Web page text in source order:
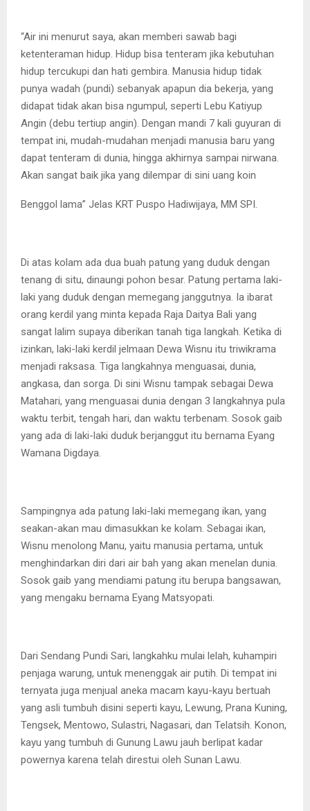
“Air ini menurut saya, akan memberi sawab bagi
ketenteraman hidup. Hidup bisa tenteram jika kebutuhan
hidup tercukupi dan hati gembira. Manusia hidup tidak
punya wadah (pundi) sebanyak apapun dia bekerja, yang
didapat tidak akan bisa ngumpul, seperti Lebu Katiyup
Angin (debu tertiup angin). Dengan mandi 7 kali guyuran di
tempat ini, mudah-mudahan menjadi manusia baru yang
dapat tenteram di dunia, hingga akhirnya sampai nirwana.
Akan sangat baik jika yang dilempar di sini uang koin
Benggol lama” Jelas KRT Puspo Hadiwijaya, MM SPI.
Di atas kolam ada dua buah patung yang duduk dengan
tenang di situ, dinaungi pohon besar. Patung pertama laki-
laki yang duduk dengan memegang janggutnya. Ia ibarat
orang kerdil yang minta kepada Raja Daitya Bali yang
sangat lalim supaya diberikan tanah tiga langkah. Ketika di
izinkan, laki-laki kerdil jelmaan Dewa Wisnu itu triwikrama
menjadi raksasa. Tiga langkahnya menguasai, dunia,
angkasa, dan sorga. Di sini Wisnu tampak sebagai Dewa
Matahari, yang menguasai dunia dengan 3 langkahnya pula
waktu terbit, tengah hari, dan waktu terbenam. Sosok gaib
yang ada di laki-laki duduk berjanggut itu bernama Eyang
Wamana Digdaya.
Sampingnya ada patung laki-laki memegang ikan, yang
seakan-akan mau dimasukkan ke kolam. Sebagai ikan,
Wisnu menolong Manu, yaitu manusia pertama, untuk
menghindarkan diri dari air bah yang akan menelan dunia.
Sosok gaib yang mendiami patung itu berupa bangsawan,
yang mengaku bernama Eyang Matsyopati.
Dari Sendang Pundi Sari, langkahku mulai lelah, kuhampiri
penjaga warung, untuk menenggak air putih. Di tempat ini
ternyata juga menjual aneka macam kayu-kayu bertuah
yang asli tumbuh disini seperti kayu, Lewung, Prana Kuning,
Tengsek, Mentowo, Sulastri, Nagasari, dan Telatsih. Konon,
kayu yang tumbuh di Gunung Lawu jauh berlipat kadar
powernya karena telah direstui oleh Sunan Lawu.